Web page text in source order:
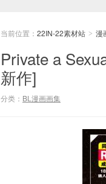
当前位置： 22IN-22素材站 > 漫
Private a
新作]
分类： BL漫画画集